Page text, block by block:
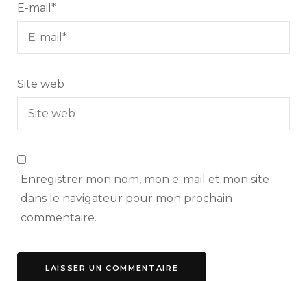
E-mail *
Site web
Enregistrer mon nom, mon e-mail et mon site
dans le navigateur pour mon prochain
commentaire.